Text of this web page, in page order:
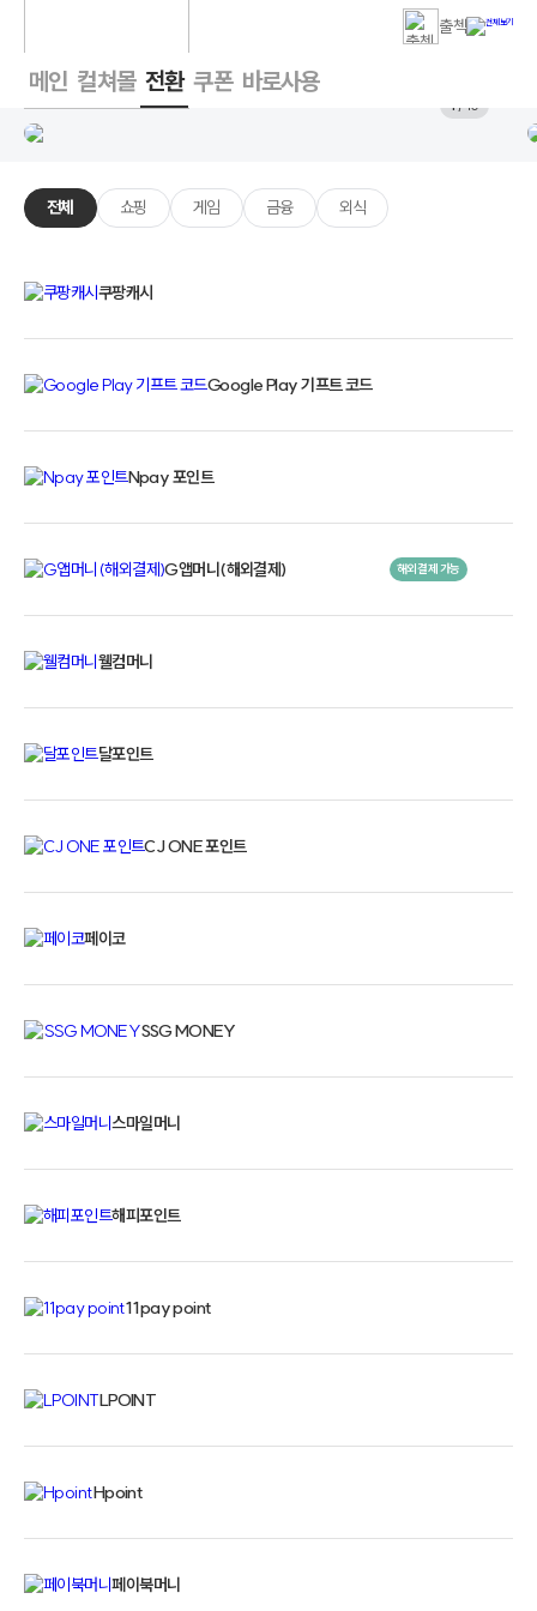
출첵
메인 컬쳐몰 전환 쿠폰 바로사용
1/ 10
전체 쇼핑 게임 금융 외식
쿠팡캐시
Google Play 기프트 코드
Npay 포인트
해외결제 가능
G앱머니(해외결제)
웰컴머니
달포인트
CJ ONE 포인트
페이코
SSG MONEY
스마일머니
해피포인트
11pay point
LPOINT
Hpoint
페이북머니